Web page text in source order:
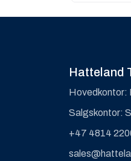
Hatteland
Hovedkontor:
Salgskontor:
+47 4814